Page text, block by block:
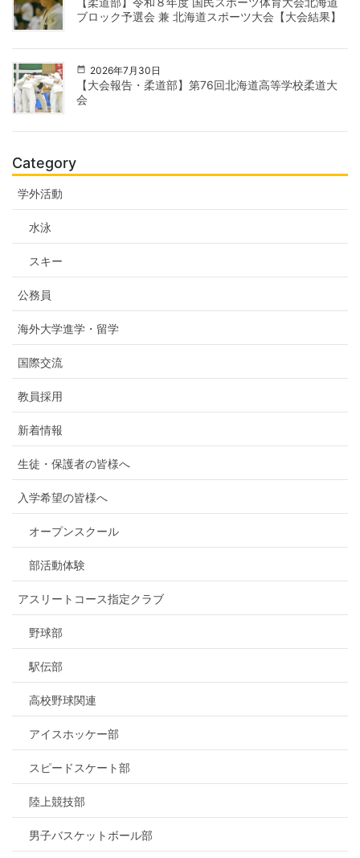
ブロック予選会 兼 北海道スポーツ大会【大会結果】
2026年7月30日
【大会報告・柔道部】第76回北海道高等学校柔道大
会
Category
学外活動
水泳
スキー
公務員
海外大学進学・留学
国際交流
教員採用
新着情報
生徒・保護者の皆様へ
入学希望の皆様へ
オープンスクール
部活動体験
アスリートコース指定クラブ
野球部
駅伝部
高校野球関連
アイスホッケー部
スピードスケート部
陸上競技部
男子バスケットボール部